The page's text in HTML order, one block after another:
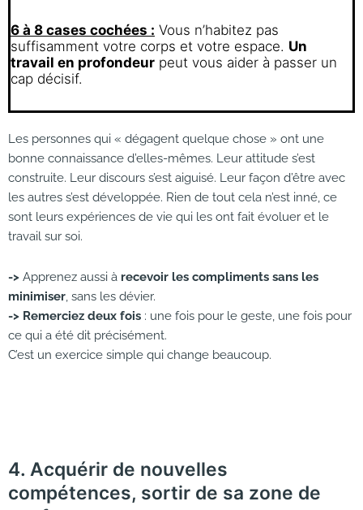
6 à 8 cases cochées : Vous n’habitez pas
suffisamment votre corps et votre espace. Un
travail en profondeur peut vous aider à passer un
cap décisif.
Les personnes qui « dégagent quelque chose » ont une
bonne connaissance d’elles-mêmes. Leur attitude s’est
construite. Leur discours s’est aiguisé. Leur façon d’être avec
les autres s’est développée. Rien de tout cela n’est inné, ce
sont leurs expériences de vie qui les ont fait évoluer et le
travail sur soi.
-> Apprenez aussi à recevoir les compliments sans les
minimiser , sans les dévier.
-> Remerciez deux fois : une fois pour le geste, une fois pour
ce qui a été dit précisément.
C’est un exercice simple qui change beaucoup.
4. Acquérir de nouvelles
compétences, sortir de sa zone de